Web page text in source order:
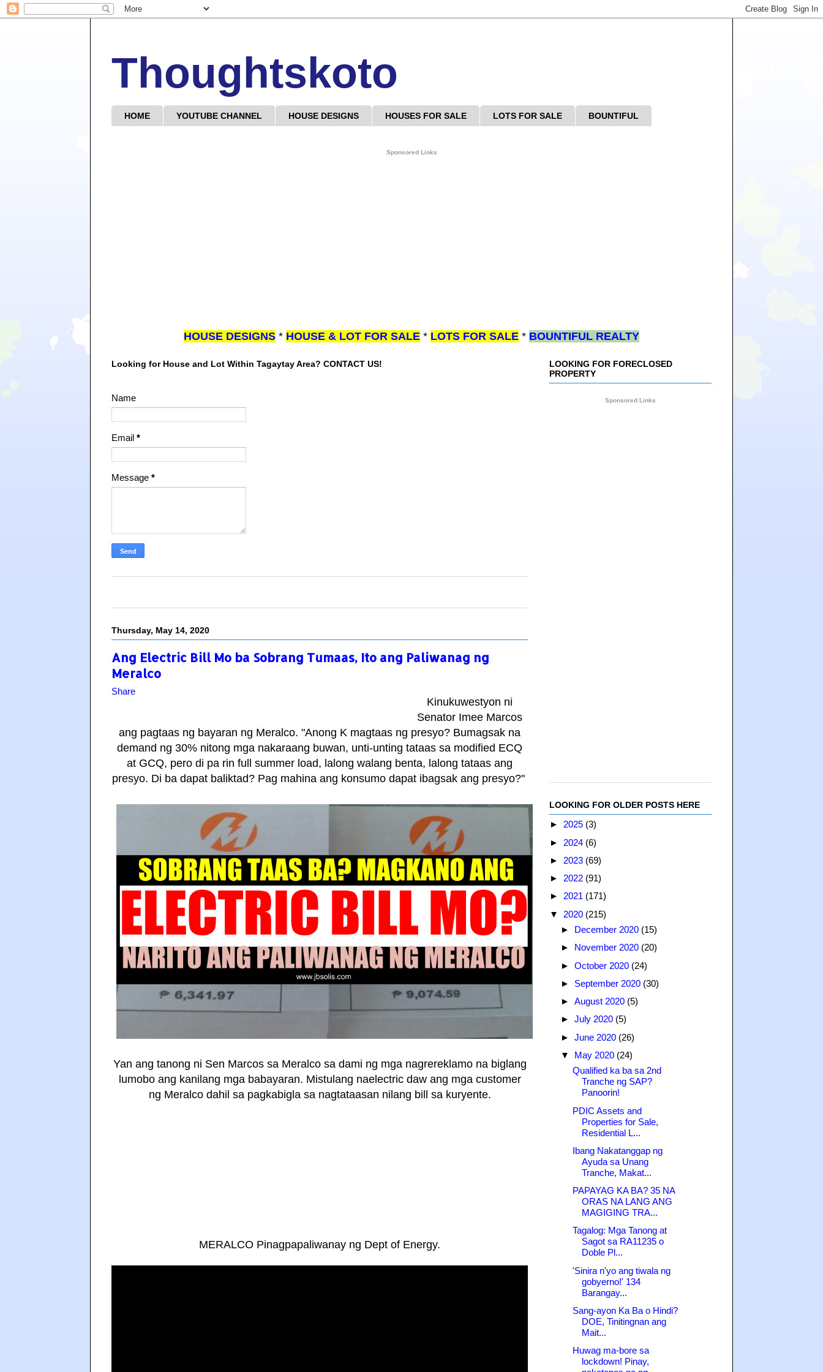
Thoughtskoto
HOME YOUTUBE CHANNEL HOUSE DESIGNS HOUSES FOR SALE LOTS FOR SALE BOUNTIFUL
Sponsored Links
HOUSE DESIGNS * HOUSE & LOT FOR SALE * LOTS FOR SALE * BOUNTIFUL REALTY
Looking for House and Lot Within Tagaytay Area? CONTACT US!
Name
Email *
Message *
Thursday, May 14, 2020
Ang Electric Bill Mo ba Sobrang Tumaas, Ito ang Paliwanag ng
Meralco
Share
Kinukuwestyon ni
Senator Imee Marcos
ang pagtaas ng bayaran ng Meralco. "Anong K magtaas ng presyo? Bumagsak na
demand ng 30% nitong mga nakaraang buwan, unti-unting tataas sa modified ECQ
at GCQ, pero di pa rin full summer load, l along walang benta, lalong tataas ang
presyo. Di ba dapat baliktad? Pag mahina ang konsumo dapat ibagsak ang presyo?"
Yan ang tanong ni Sen Marcos sa Meralco sa dami ng mga nagrereklamo na biglang
lumobo ang kanilang mga babayaran. Mistulang naelectric daw ang mga customer
ng Meralco dahil sa pagkabigla sa nagtataasan nilang bill sa kuryente.
MERALCO Pinagpapaliwanay ng Dept of Energy.
LOOKING FOR FORECLOSED
PROPERTY
Sponsored Links
LOOKING FOR OLDER POSTS HERE
► 2025 (3)
► 2024 (6)
► 2023 (69)
► 2022 (91)
► 2021 (171)
▼ 2020 (215)
► December 2020 (15)
►
November 2020 (20)
► October 2020 (24)
► September 2020 (30)
► August 2020 (5)
► July 2020 (5)
► June 2020 (26)
▼ May 2020 (24)
Qualified ka ba sa 2nd
Tranche ng SAP?
Panoorin!
PDIC Assets and
Properties for Sale,
Residential L...
Ibang Nakatanggap ng
Ayuda sa Unang
Tranche, Makat...
PAPAYAG KA BA? 35 NA
ORAS NA LANG ANG
MAGIGING TRA...
Tagalog: Mga Tanong at
Sagot sa RA11235 o
Doble Pl...
'Sinira n'yo ang tiwala ng
gobyerno!' 134
Barangay...
Sang-ayon Ka Ba o Hindi?
DOE, Tinitingnan ang
Mait...
Huwag ma-bore sa
lockdown! Pinay,